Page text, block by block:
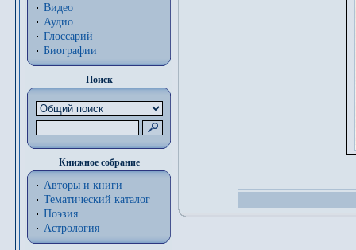
Видео
Аудио
Глоссарий
Биографии
Поиск
Книжное собрание
Авторы и книги
Тематический каталог
Поэзия
Астрология